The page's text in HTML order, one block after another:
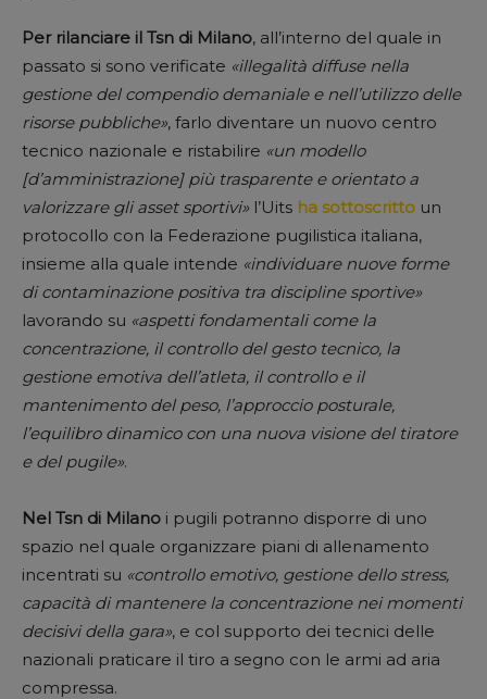
Per rilanciare il Tsn di Milano, all’interno del quale in
passato si sono verificate «illegalità diffuse nella
gestione del compendio demaniale e nell’utilizzo delle
risorse pubbliche», farlo diventare un nuovo centro
tecnico nazionale e ristabilire «un modello
[d’amministrazione] più trasparente e orientato a
valorizzare gli asset sportivi» l’Uits ha sottoscritto un
protocollo con la Federazione pugilistica italiana,
insieme alla quale intende «individuare nuove forme
di contaminazione positiva tra discipline sportive»
lavorando su «aspetti fondamentali come la
concentrazione, il controllo del gesto tecnico, la
gestione emotiva dell’atleta, il controllo e il
mantenimento del peso, l’approccio posturale,
l’equilibro dinamico con una nuova visione del tiratore
e del pugile».
Nel Tsn di Milano i pugili potranno disporre di uno
spazio nel quale organizzare piani di allenamento
incentrati su «controllo emotivo, gestione dello stress,
capacità di mantenere la concentrazione nei momenti
decisivi della gara», e col supporto dei tecnici delle
nazionali praticare il tiro a segno con le armi ad aria
compressa.